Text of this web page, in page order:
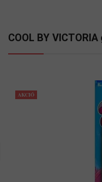
COOL BY
AKCIÓ